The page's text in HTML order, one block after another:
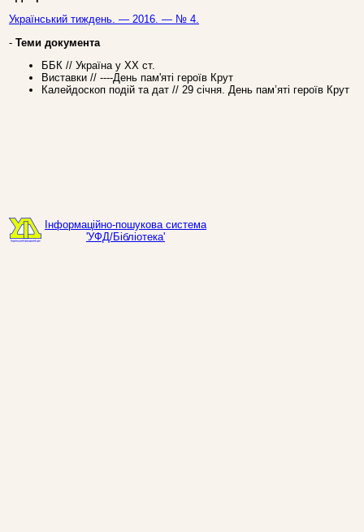
Український тиждень. — 2016. — № 4.
- Теми документа
ББК // Україна у ХХ ст.
Виставки // ----День пам'яті героїв Крут
Калейдоскоп подій та дат // 29 січня. День пам’яті героїв Крут
Інформаційно-пошукова система
'УФД/Бібліотека'